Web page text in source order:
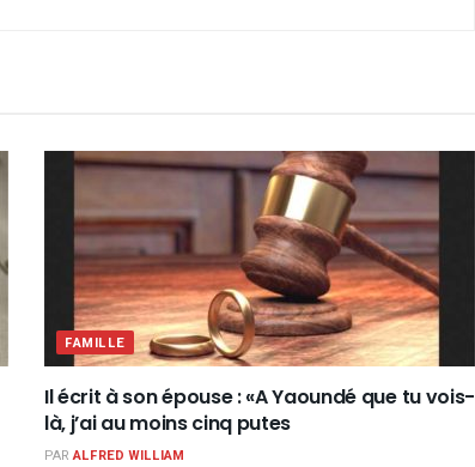
FAMILLE
Il écrit à son épouse : «A Yaoundé que tu vois-
là, j’ai au moins cinq putes
PAR ALFRED WILLIAM